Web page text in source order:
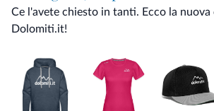
Ce l'avete chiesto in tanti. Ecco la
Dolomiti.it!